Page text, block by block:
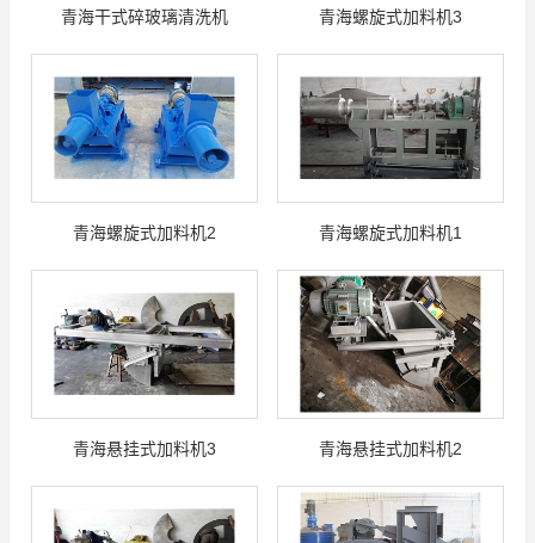
青海干式碎玻璃清洗机 青海螺旋式加料机3
青海螺旋式加料机2 青海螺旋式加料机1
青海悬挂式加料机3 青海悬挂式加料机2